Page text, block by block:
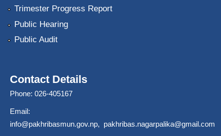
Trimester Progress Report
Public Hearing
Public Audit
Contact Details
Phone: 026-405167
Email:
info@pakhribasmun.gov.np, pakhribas.nagarpalika@gmail.com